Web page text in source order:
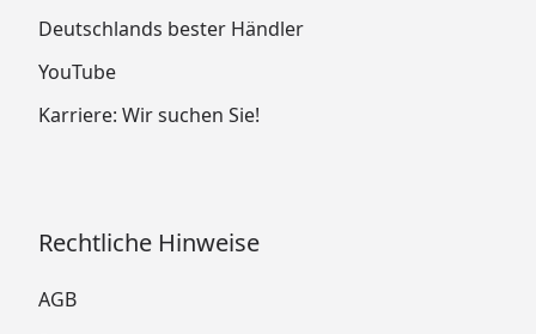
Deutschlands bester Händler
YouTube
Karriere: Wir suchen Sie!
Rechtliche Hinweise
AGB